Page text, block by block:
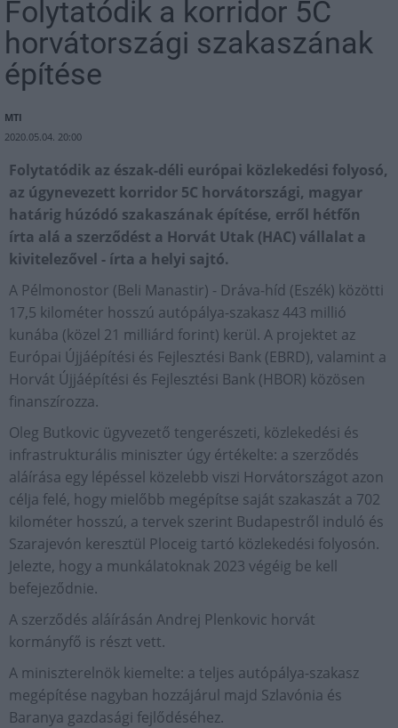
Folytatódik a korridor 5C
horvátországi szakaszának
építése
MTI
2020.05.04. 20:00
Folytatódik az észak-déli európai közlekedési folyosó,
az úgynevezett korridor 5C horvátországi, magyar
határig húzódó szakaszának építése, erről hétfőn
írta alá a szerződést a Horvát Utak (HAC) vállalat a
kivitelezővel - írta a helyi sajtó.
A Pélmonostor (Beli Manastir) - Dráva-híd (Eszék) közötti
17,5 kilométer hosszú autópálya-szakasz 443 millió
kunába (közel 21 milliárd forint) kerül. A projektet az
Európai Újjáépítési és Fejlesztési Bank (EBRD), valamint a
Horvát Újjáépítési és Fejlesztési Bank (HBOR) közösen
finanszírozza.
Oleg Butkovic ügyvezető tengerészeti, közlekedési és
infrastrukturális miniszter úgy értékelte: a szerződés
aláírása egy lépéssel közelebb viszi Horvátországot azon
célja felé, hogy mielőbb megépítse saját szakaszát a 702
kilométer hosszú, a tervek szerint Budapestről induló és
Szarajevón keresztül Ploceig tartó közlekedési folyosón.
Jelezte, hogy a munkálatoknak 2023 végéig be kell
befejeződnie.
A szerződés aláírásán Andrej Plenkovic horvát
kormányfő is részt vett.
A miniszterelnök kiemelte: a teljes autópálya-szakasz
megépítése nagyban hozzájárul majd Szlavónia és
Baranya gazdasági fejlődéséhez.